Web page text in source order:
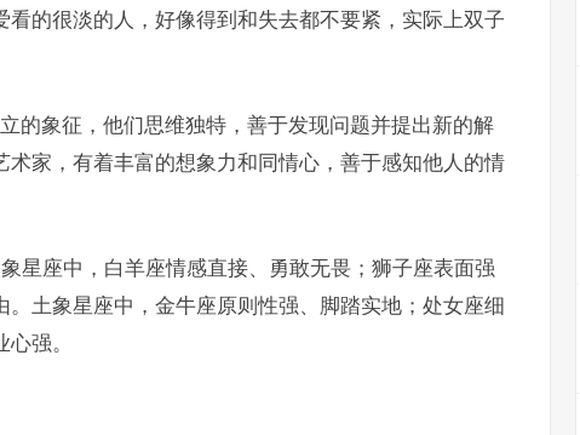
的很淡的人，好像得到和失去都不要紧，实际上双子
的象征，他们思维独特，善于发现问题并提出新的解
家，有着丰富的想象力和同情心，善于感知他人的情
星座中，白羊座情感直接、勇敢无畏；狮子座表面强
土象星座中，金牛座原则性强、脚踏实地；处女座细
强。